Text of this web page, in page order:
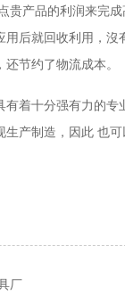
贵产品的利润来完
后就回收利用，
节约了物流成本。
着十分强有力的
产制造，因此 也可
厂